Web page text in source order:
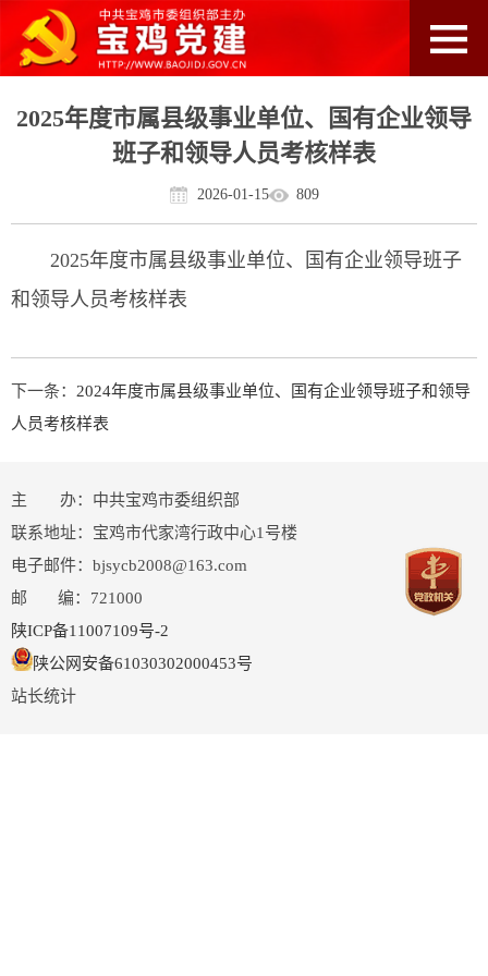
2025年度市属县级事业单位、国有企业领导
班子和领导人员考核样表
2026-01-15 809
2025年度市属县级事业单位、国有企业领导班子
和领导人员考核样表
下一条： 2024年度市属县级事业单位、国有企业领导班子和领导
人员考核样表
主 办：中共宝鸡市委组织部
联系地址：宝鸡市代家湾行政中心1号楼
电子邮件：bjsycb2008@163.com
邮 编：721000
陕ICP备11007109号-2
陕公网安备61030302000453号
站长统计